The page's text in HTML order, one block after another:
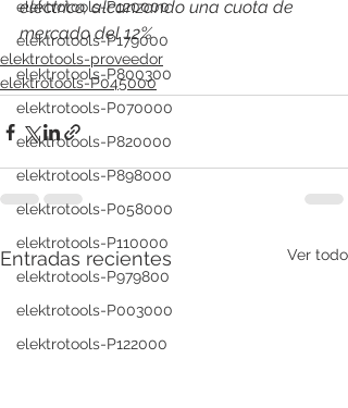
elektrotools-P120000
elektrotools-P179000
elektrotools-P800300
elektrotools-P070000
elektrotools-P820000
elektrotools-P898000
elektrotools-P058000
elektrotools-P110000
elektrotools-P979800
elektrotools-P003000
elektrotools-P122000
eléctrico, alcanzando una cuota de
mercado del 12%
elektrotools-proveedor
elektrotools-P045000
Entradas recientes Ver todo